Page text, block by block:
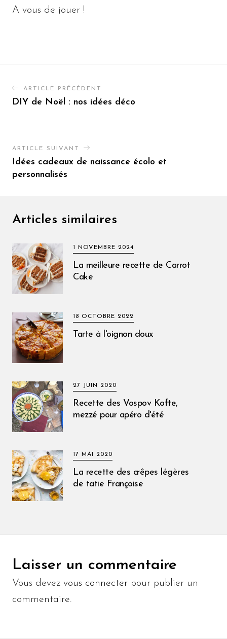
A vous de jouer !
ARTICLE PRÉCÉDENT
DIY de Noël : nos idées déco
ARTICLE SUIVANT
Idées cadeaux de naissance écolo et
personnalisés
Articles similaires
1 NOVEMBRE 2024
La meilleure recette de Carrot
Cake
18 OCTOBRE 2022
Tarte à l'oignon doux
27 JUIN 2020
Recette des Vospov Kofte,
mezzé pour apéro d'été
17 MAI 2020
La recette des crêpes légères
de tatie Françoise
Laisser un commentaire
Vous devez vous connecter pour publier un
commentaire.